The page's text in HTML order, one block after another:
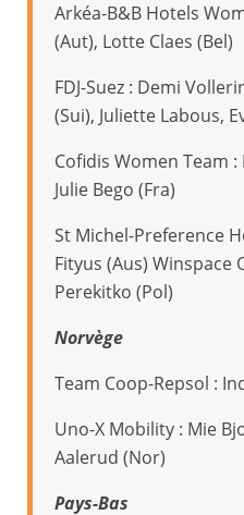
Arkéa-B&B Hotels
(Aut), Lotte Claes (Bel)
FDJ-Suez : Demi
(Sui), Juliette Labous,
Cofidis Women Team :
Julie Bego (Fra)
St Michel-Preference
Fityus (Aus) Winspace
Perekitko (Pol)
Norvège
Team Coop-Repsol :
Uno-X Mobility : Mie
Aalerud (Nor)
Pays-Bas